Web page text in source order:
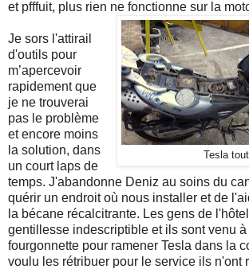
et pfffuit, plus rien ne fonctionne sur la
Tesla
Je sors l'attirail
d'outils pour
m’apercevoir
rapidement que
je ne trouverai
pas le problème
et encore moins
la solution, dans
un court laps de
temps. J'abandonne Deniz au soins du
quérir un endroit où nous installer et de
la bécane récalcitrante. Les gens de
gentillesse indescriptible et ils sont venu
fourgonnette pour ramener Tesla dans la
voulu les rétribuer pour le service ils n'ont